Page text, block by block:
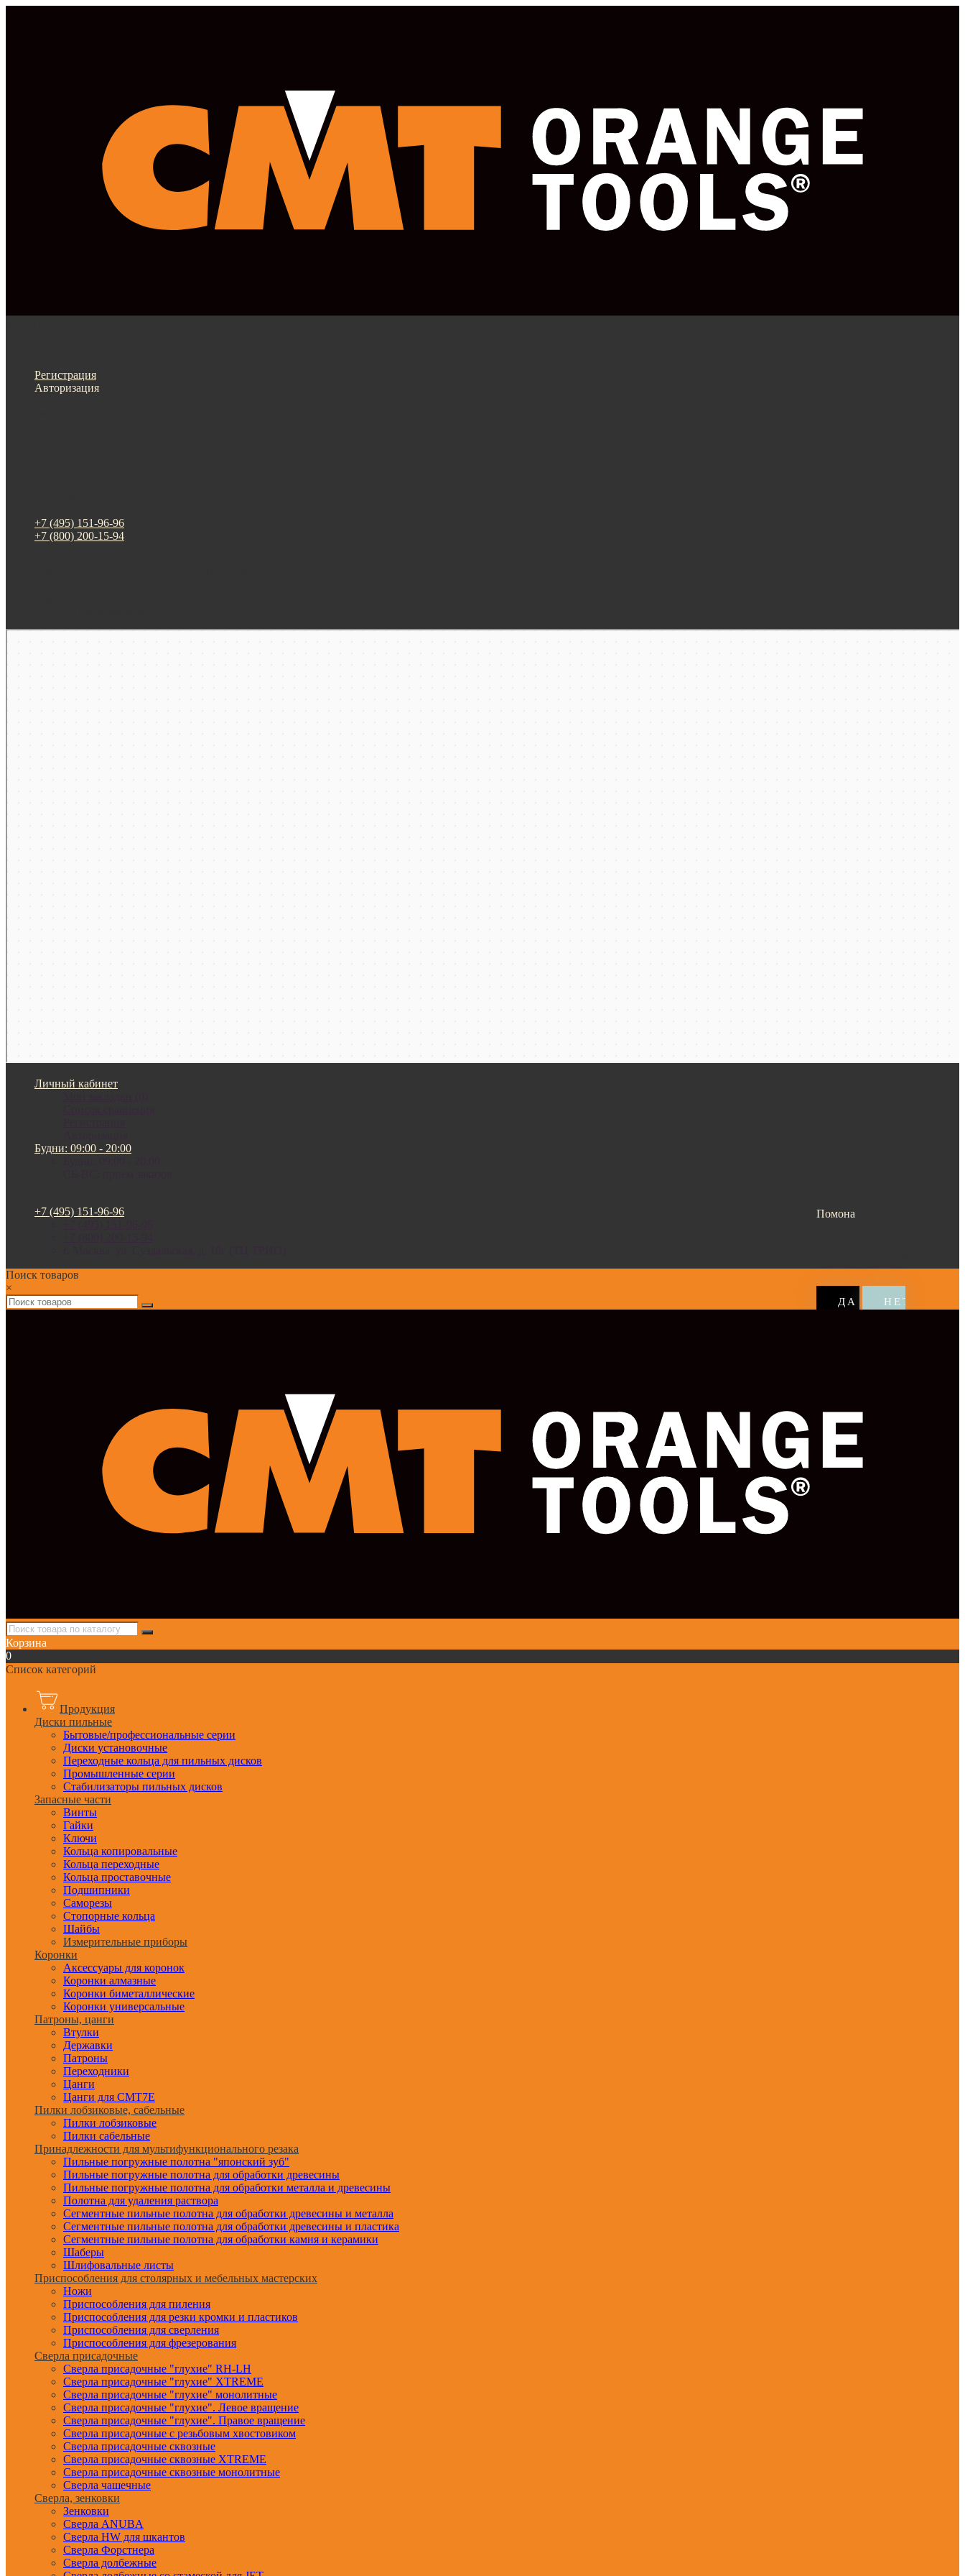
Регистрация
Авторизация
+7 (495) 151-96-96
+7 (800) 200-15-94
Москва
Личный кабинет
Будни: 09:00 - 20:00
Помона
+7 (495) 151-96-96
Поиск товаров
×
Корзина
0
Список категорий
Продукция
Диски пильные
Бытовые/профессиональные серии
Диски установочные
Переходные кольца для пильных дисков
Промышленные серии
Стабилизаторы пильных дисков
Запасные части
Винты
Гайки
Ключи
Кольца копировальные
Кольца переходные
Кольца проставочные
Подшипники
Саморезы
Стопорные кольца
Шайбы
Измерительные приборы
Коронки
Аксессуары для коронок
Коронки алмазные
Коронки биметаллические
Коронки универсальные
Патроны, цанги
Втулки
Державки
Патроны
Переходники
Цанги
Цанги для CMT7E
Пилки лобзиковые, сабельные
Пилки лобзиковые
Пилки сабельные
Принадлежности для мультифункционального резака
Пильные погружные полотна "японский зуб"
Пильные погружные полотна для обработки древесины
Пильные погружные полотна для обработки металла и древесины
Полотна для удаления раствора
Сегментные пильные полотна для обработки древесины и металла
Сегментные пильные полотна для обработки древесины и пластика
Сегментные пильные полотна для обработки камня и керамики
Шаберы
Шлифовальные листы
Приспособления для столярных и мебельных мастерских
Ножи
Приспособления для пиления
Приспособления для резки кромки и пластиков
Приспособления для сверления
Приспособления для фрезерования
Сверла присадочные
Сверла присадочные "глухие" RH-LH
Сверла присадочные "глухие" XTREME
Сверла присадочные "глухие" монолитные
Сверла присадочные "глухие". Левое вращение
Сверла присадочные "глухие". Правое вращение
Сверла присадочные с резьбовым хвостовиком
Сверла присадочные сквозные
Сверла присадочные сквозные XTREME
Сверла присадочные сквозные монолитные
Сверла чашечные
Сверла, зенковки
Зенковки
Сверла ANUBA
Сверла HW для шкантов
Сверла Форстнера
Сверла долбежные